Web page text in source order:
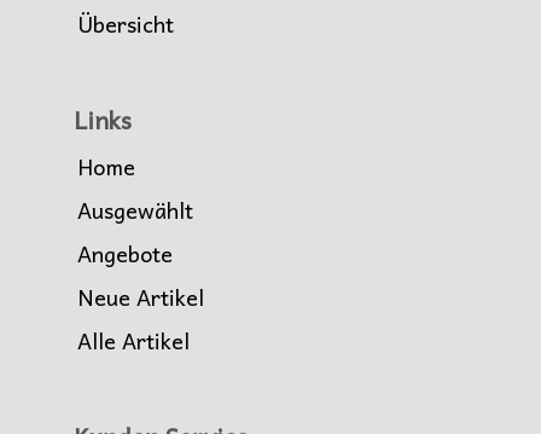
Übersicht
Links
Home
Ausgewählt
Angebote
Neue Artikel
Alle Artikel